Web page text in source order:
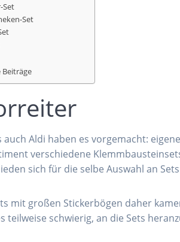
Set
Set
Beiträge
auch Aldi haben es vorgemacht:
verschiedene
sich für die selbe Auswahl an
mit großen Stickerbögen daher
teilweise schwierig, an die Sets